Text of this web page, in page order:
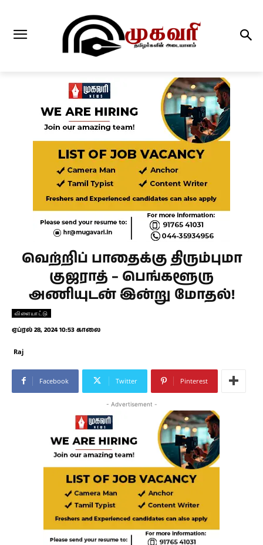
வெற்றிப் பாதைக்கு திரும்புமா
குஜராத் – பெங்களூரு
அணியுடன் இன்று மோதல்!
விளையாட்டு
ஏப்ரல் 28, 2024 10:53 காலை
Raj
Facebook Twitter Pinterest
- Advertisement -